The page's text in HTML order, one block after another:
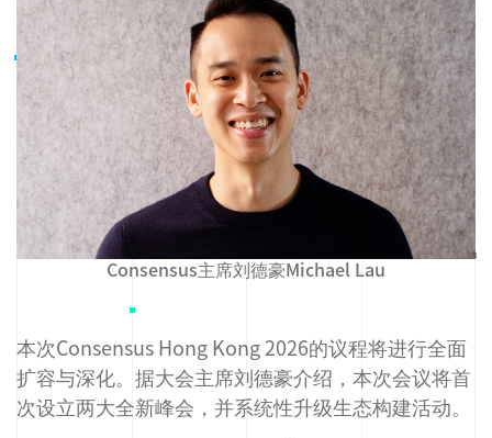
Consensus主席刘德豪Michael Lau
本次Consensus Hong Kong 2026的议程将进行全面
扩容与深化。据大会主席刘德豪介绍，本次会议将首
次设立两大全新峰会，并系统性升级生态构建活动。